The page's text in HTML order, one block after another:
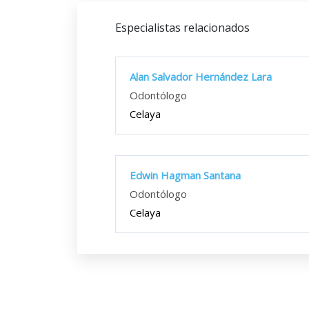
Especialistas relacionados
Alan Salvador Hernández Lara
Odontólogo
Celaya
Edwin Hagman Santana
Odontólogo
Celaya